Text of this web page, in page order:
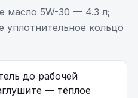
масло 5W-30 — 4.3 л;
кольцо
до рабочей
— тёплое